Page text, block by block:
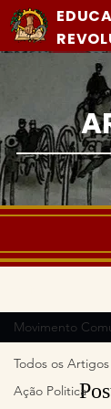
Todos os Artigos
Ação Politica
Movimento